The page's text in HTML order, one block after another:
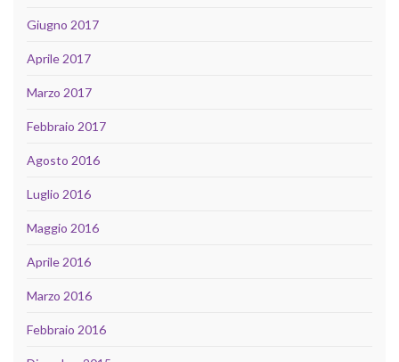
Giugno 2017
Aprile 2017
Marzo 2017
Febbraio 2017
Agosto 2016
Luglio 2016
Maggio 2016
Aprile 2016
Marzo 2016
Febbraio 2016